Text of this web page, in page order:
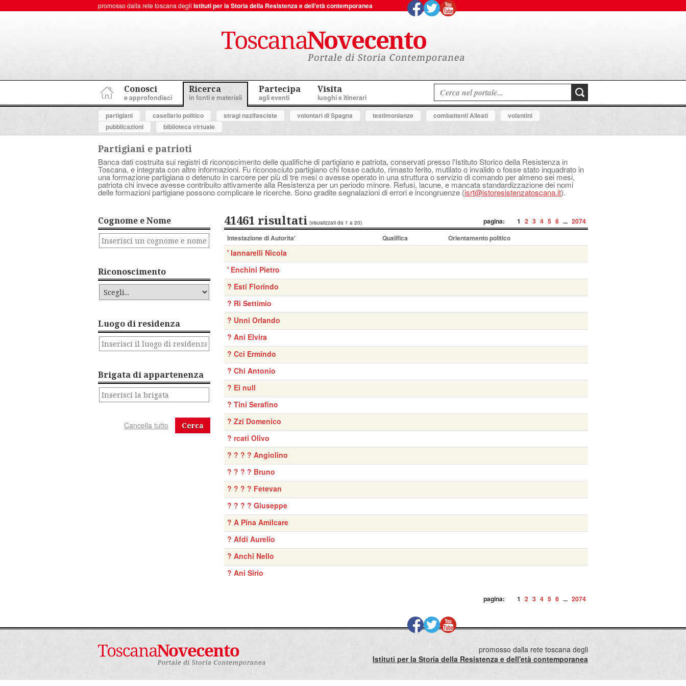
promosso dalla rete toscana degli Istituti per la Storia della Resistenza e dell'età contemporanea
Conosci
e approfondisci
Ricerca
in fonti e materiali
Partecipa
agli eventi
Visita
luoghi e itinerari
partigiani
casellario politico stragi nazifasciste volontari di Spagna testimonianze combattenti Alleati
volantini
pubblicazioni
biblioteca virtuale
Partigiani e patrioti
Banca dati costruita sui registri di riconoscimento delle qualifiche di partigiano e patriota, conservati presso l'Istituto Storico della Resistenza in
Toscana, e integrata con altre informazioni. Fu riconosciuto partigiano chi fosse caduto, rimasto ferito, mutilato o invalido o fosse stato inquadrato in
una formazione partigiana o detenuto in carcere per più di tre mesi o avesse operato in una struttura o servizio di comando per almeno sei mesi,
patriota chi invece avesse contribuito attivamente alla Resistenza per un periodo minore. Refusi, lacune, e mancata standardizzazione dei nomi
delle formazioni partigiane possono complicare le ricerche. Sono gradite segnalazioni di errori e incongruenze (isrt@istoresistenzatoscana.it).
Cognome e Nome
Riconoscimento
Luogo di residenza
Brigata di appartenenza
Cerca
pagina: 1 2 3 4 5 6 ... 2074
41461 risultati (visualizzati da 1 a 20)
Intestazione di Autorita' Qualifica Orientamento politico
' Iannarelli Nicola
' Enchini Pietro
? Esti Florindo
? Ri Settimio
? Unni Orlando
? Ani Elvira
? Cci Ermindo
? Chi Antonio
? Ei null
? Tini Serafino
? Zzi Domenico
? rcati Olivo
? ? ? ? Angiolino
? ? ? ? Bruno
? ? ? ? Fetevan
? ? ? ? Giuseppe
? A Pina Amilcare
? Afdi Aurelio
? Anchi Nello
? Ani Sirio
pagina: 1 2 3 4 5 6 ... 2074
promosso dalla rete toscana degli
Istituti per la Storia della Resistenza e dell'età contemporanea